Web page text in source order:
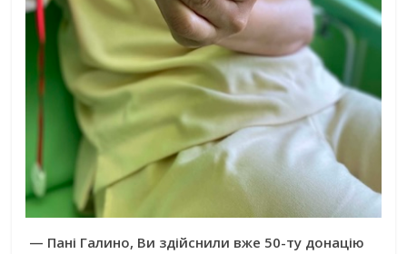
— Пані Галино, Ви здійснили вже 50-ту донацію